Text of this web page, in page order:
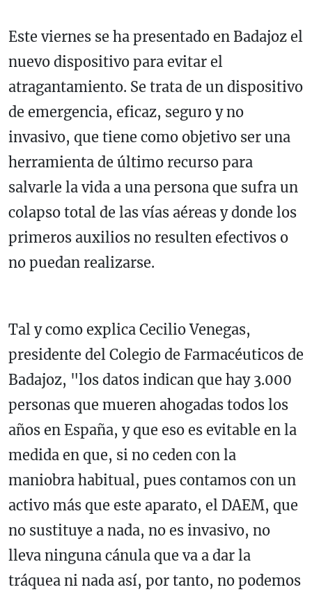
Este viernes se ha presentado en Badajoz el
nuevo dispositivo para evitar el
atragantamiento. Se trata de un dispositivo
de emergencia, eficaz, seguro y no
invasivo, que tiene como objetivo ser una
herramienta de último recurso para
salvarle la vida a una persona que sufra un
colapso total de las vías aéreas y donde los
primeros auxilios no resulten efectivos o
no puedan realizarse.
Tal y como explica Cecilio Venegas,
presidente del Colegio de Farmacéuticos de
Badajoz, "los datos indican que hay 3.000
personas que mueren ahogadas todos los
años en España, y que eso es evitable en la
medida en que, si no ceden con la
maniobra habitual, pues contamos con un
activo más que este aparato, el DAEM, que
no sustituye a nada, no es invasivo, no
lleva ninguna cánula que va a dar la
tráquea ni nada así, por tanto, no podemos